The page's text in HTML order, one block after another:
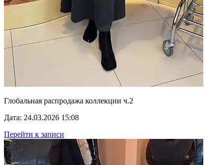
Глобальная распродажа коллекции ч.2
Дата: 24.03.2026 15:08
Перейти к записи